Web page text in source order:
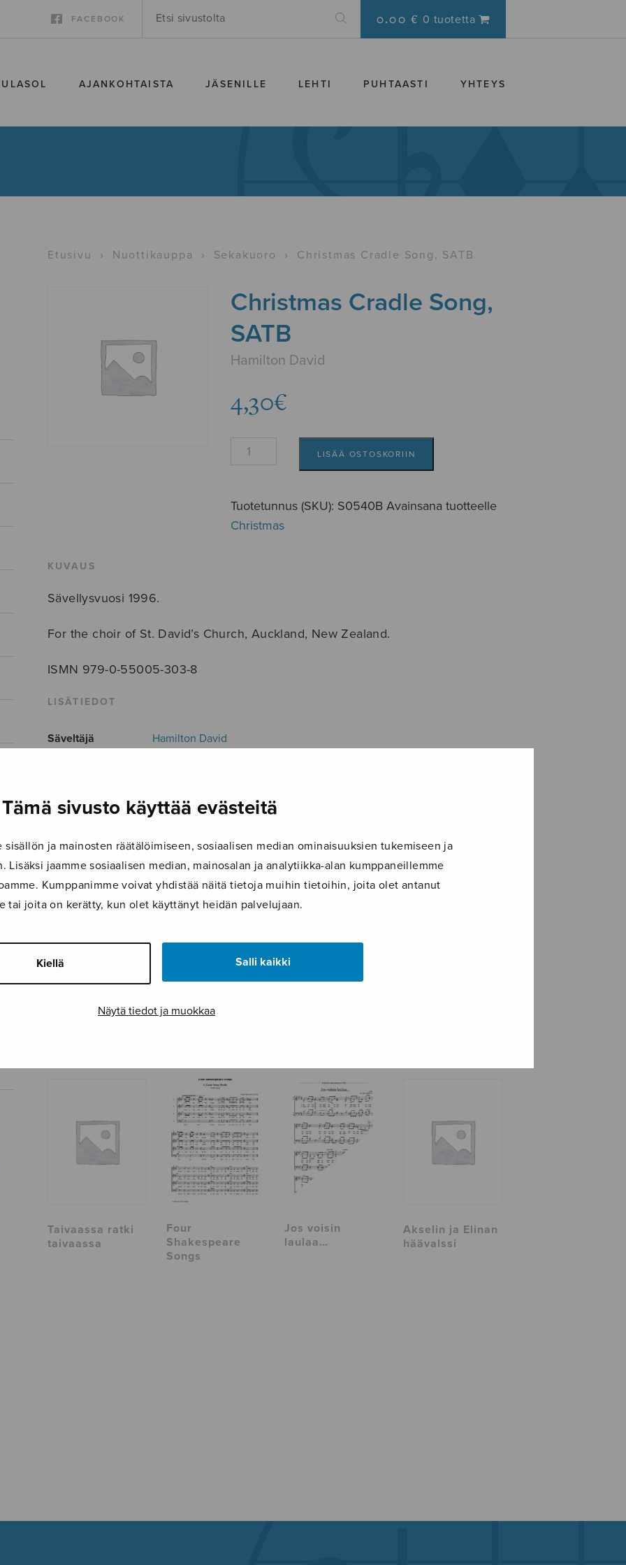
Tämä sivusto käyttää evästeitä
sisällön ja mainosten räätälöimiseen, sosiaalisen median ominaisuuksien tukemiseen ja
Lisäksi jaamme sosiaalisen median, mainosalan ja analytiikka-alan kumppaneillemme
Kumppanimme voivat yhdistää näitä tietoja muihin tietoihin, joita olet antanut
tai joita on kerätty, kun olet käyttänyt heidän palvelujaan.
Kiellä Salli kaikki
Näytä tiedot ja muokkaa
FACEBOOK 0.00 € 0 tuotetta
AJANKOHTAISTA JÄSENILLE LEHTI PUHTAASTI YHTEYS
Etusivu › Nuottikauppa › Sekakuoro › Christmas Cradle Song, SATB
Christmas Cradle Song,
SATB
Hamilton David
4,30€
Christmas
SATB
määrä
LISÄÄ OSTOSKORIIN
Tuotetunnus (SKU): S0540B Avainsana tuotteelle
Christmas
KUVAUS
Sävellysvuosi 1996.
For the choir of St. David’s Church, Auckland, New Zealand.
ISMN 979-0-55005-303-8
LISÄTIEDOT
Säveltäjä
Hamilton David
Kieli
Englanti
Julkaisija
Sulasol
Paino
36 g
Tagit
Sivumäärä
12
Taivaassa ratki
taivaassa
Four
Shakespeare
Songs
Jos voisin
laulaa…
Akselin ja Elinan
häävalssi